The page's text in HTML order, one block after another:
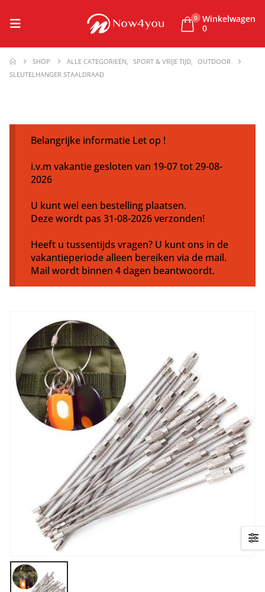
0 Winkelwagen
0
SHOP ALLE CATEGORIEËN, SPORT & VRIJE TIJD,
OUTDOOR
SLEUTELHANGER STAALDRAAD
Belangrijke informatie Let op !
i.v.m vakantie gesloten van 19-07 tot 29-08-
2026
U kunt wel een bestelling plaatsen.
Deze wordt pas 31-08-2026 verzonden!
Heeft u tussentijds vragen? U kunt ons in de
vakantieperiode alleen bereiken via de mail.
Mail wordt binnen 4 dagen beantwoordt.